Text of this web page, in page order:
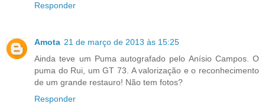
Responder
Amota 21 de março de 2013 às 15:25
Ainda teve um Puma autografado pelo Anísio Campos. O
puma do Rui, um GT 73. A valorização e o reconhecimento
de um grande restauro! Não tem fotos?
Responder